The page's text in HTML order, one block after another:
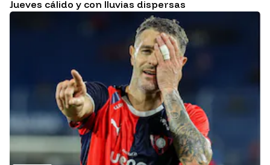
Jueves cálido y con lluvias dispersas